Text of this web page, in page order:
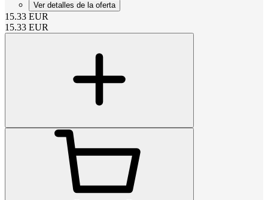
Ver detalles de la oferta
15.33 EUR
15.33 EUR